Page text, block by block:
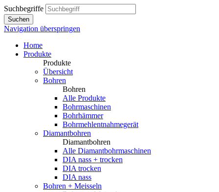
Suchbegriffe
Suchen
Navigation überspringen
Home
Produkte
Produkte
Übersicht
Bohren
Bohren
Alle Produkte
Bohrmaschinen
Bohrhämmer
Bohrmehlentnahmegerät
Diamantbohren
Diamantbohren
Alle Diamantbohrmaschinen
DIA nass + trocken
DIA trocken
DIA nass
Bohren + Meisseln